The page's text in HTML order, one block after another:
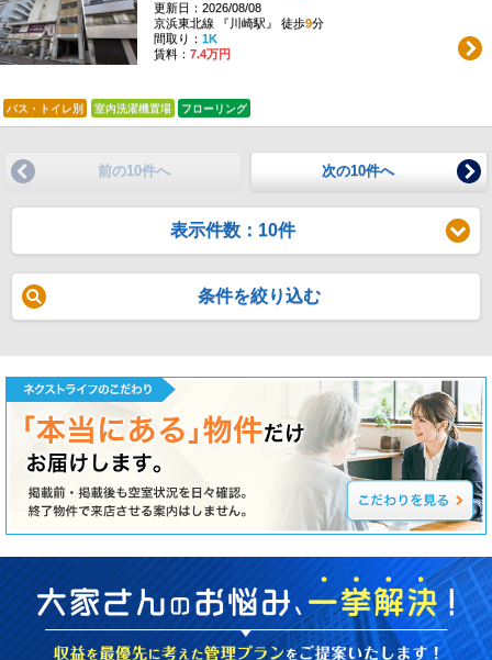
更新日：2026/08/08
京浜東北線 『川崎駅』 徒歩9分
間取り： 1K
賃料： 7.4万円
バス・トイレ別 室内洗濯機置場 フローリング
前の10件へ 次の10件へ
表示件数：10件
条件を絞り込む